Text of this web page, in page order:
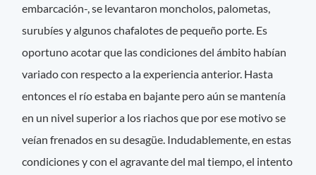
embarcación-, se levantaron moncholos, palometas,
surubíes y algunos chafalotes de pequeño porte. Es
oportuno acotar que las condiciones del ámbito habían
variado con respecto a la experiencia anterior. Hasta
entonces el río estaba en bajante pero aún se mantenía
en un nivel superior a los riachos que por ese motivo se
veían frenados en su desagüe. Indudablemente, en estas
condiciones y con el agravante del mal tiempo, el intento